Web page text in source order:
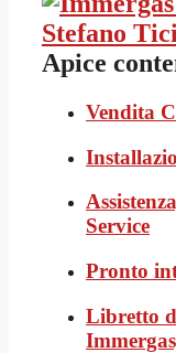
Apice
Vendita
Service
Pronto
Libretto